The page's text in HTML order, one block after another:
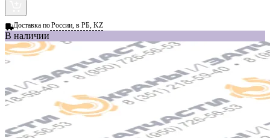
Доставка поРоссии, в РБ, KZ
В наличии